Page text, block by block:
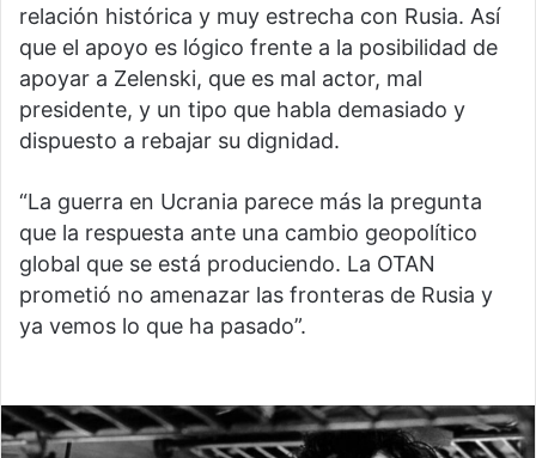
relación histórica y muy estrecha con Rusia. Así
que el apoyo es lógico frente a la posibilidad de
apoyar a Zelenski, que es mal actor, mal
presidente, y un tipo que habla demasiado y
dispuesto a rebajar su dignidad.
“La guerra en Ucrania parece más la pregunta
que la respuesta ante una cambio geopolítico
global que se está produciendo. La OTAN
prometió no amenazar las fronteras de Rusia y
ya vemos lo que ha pasado”.